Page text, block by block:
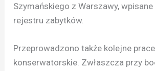
Szymańskiego z Warszawy,
rejestru zabytków.
Przeprowadzono także kolejne prace
konserwatorskie. Zwłaszcza przy